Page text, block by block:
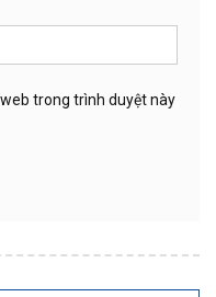
trong trình duyệt này